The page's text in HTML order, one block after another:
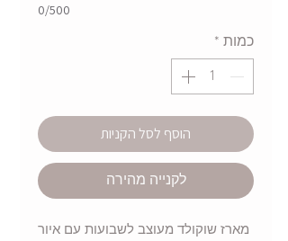
0/500
כמות *
הוסף לסל הקניות
לקנייה מהירה
מארז שוקולד מעוצב לשבועות עם איור